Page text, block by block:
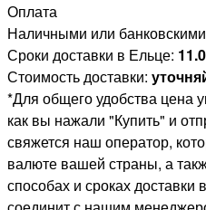
Оплата
Наличными или
Сроки доставки в Ельце:
Стоимость доставки:
*Для общего удобства цена
как вы нажали "Купить" и
свяжется наш оператор,
валюте вашей страны, а
способах и сроках